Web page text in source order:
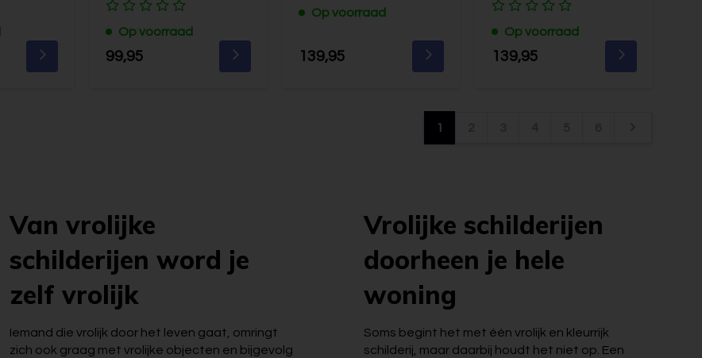
Op voorraad
99,95
Op voorraad
139,95
Op voorraad
139,95
1
Van vrolijke
schilderijen word je
zelf vrolijk
Iemand die vrolijk door het leven gaat, omringt
zich ook graag met vrolijke objecten en bijgevolg
Vrolijke schilderijen
doorheen je hele
woning
Soms begint het met één vrolijk en kleurrijk
schilderij, maar daarbij houdt het niet op. Een